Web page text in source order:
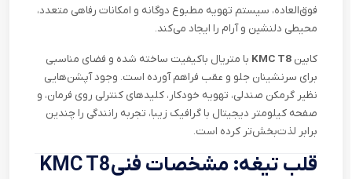
فوق‌العاده، سیستم تهویه مطبوع دوگانه و امکانات رفاهی متعدد،
محیطی دلنشین و آرام را ایجاد می‌کند.
کابین KMC T8 با متریال باکیفیت ساخته شده و فضای مناسبی
برای سرنشینان جلو و عقب فراهم آورده است. وجود آپشن‌هایی
نظیر گرمکن صندلی، تهویه خودکار، کلیدهای کنترلی روی فرمان، و
صفحه کیلومتر دیجیتال با گرافیک زیبا، تجربه رانندگی را چندین
برابر لذت‌بخش‌تر کرده است.
قلب تیغه: مشخصات فنیKMC T8